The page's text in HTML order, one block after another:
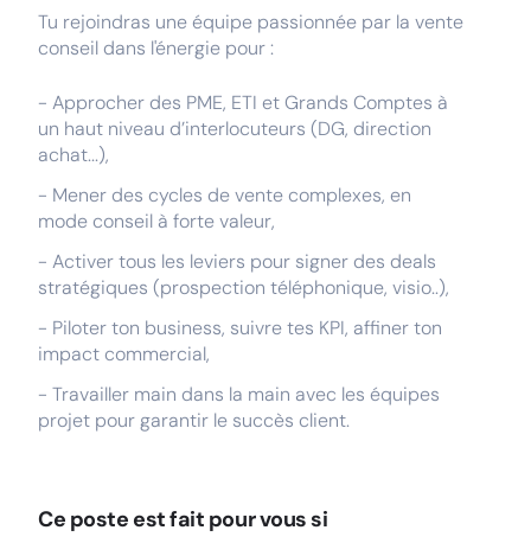
Tu rejoindras une équipe passionnée par la vente
conseil dans l'énergie pour :
- Approcher des PME, ETI et Grands Comptes à
un haut niveau d’interlocuteurs (DG, direction
achat...),
- Mener des cycles de vente complexes, en
mode conseil à forte valeur,
- Activer tous les leviers pour signer des deals
stratégiques (prospection téléphonique, visio..),
- Piloter ton business, suivre tes KPI, affiner ton
impact commercial,
- Travailler main dans la main avec les équipes
projet pour garantir le succès client.
Ce poste est fait pour vous si